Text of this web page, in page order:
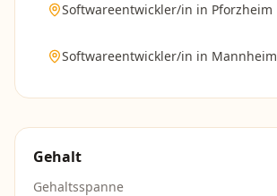
Softwareentwickler/in in Pforzheim
Softwareentwickler/in in Mannheim
Gehalt
Gehaltsspanne